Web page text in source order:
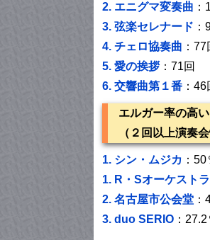
2. エニグマ変奏曲
3. 弦楽セレナード ：
4. チェロ協奏曲 ：77
5. 愛の挨拶：71回
6. 交響曲第１番 ：46
エルガー率の高
（２回以上演奏
1. シン・ムジカ ：
1. R・Sオーケスト
2. 名古屋市公会堂
3. duo SERIO ：